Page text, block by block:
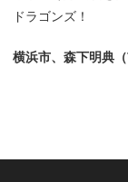
ドラゴンズ！
横浜市、森下明典